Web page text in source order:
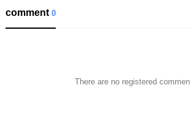
comment0
There are no registered